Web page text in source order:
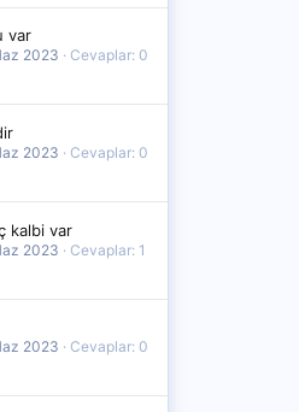
var
2023
Cevaplar: 0
2023
Cevaplar: 0
kalbi var
2023
Cevaplar: 1
2023
Cevaplar: 0